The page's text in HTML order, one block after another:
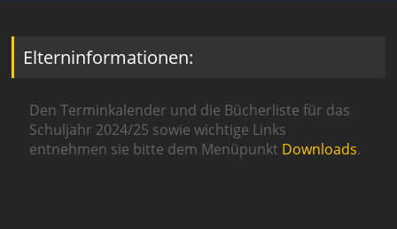
Elterninformationen:
Den Terminkalender und die Bücherliste für das
Schuljahr 2024/25 sowie wichtige Links
entnehmen sie bitte dem Menüpunkt Downloads.